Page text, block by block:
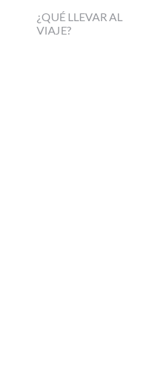
¿QUÉ LLEVAR AL
VIAJE?